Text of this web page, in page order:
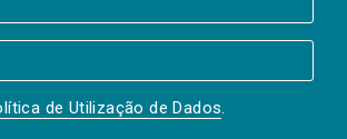
de Utilização de Dados.